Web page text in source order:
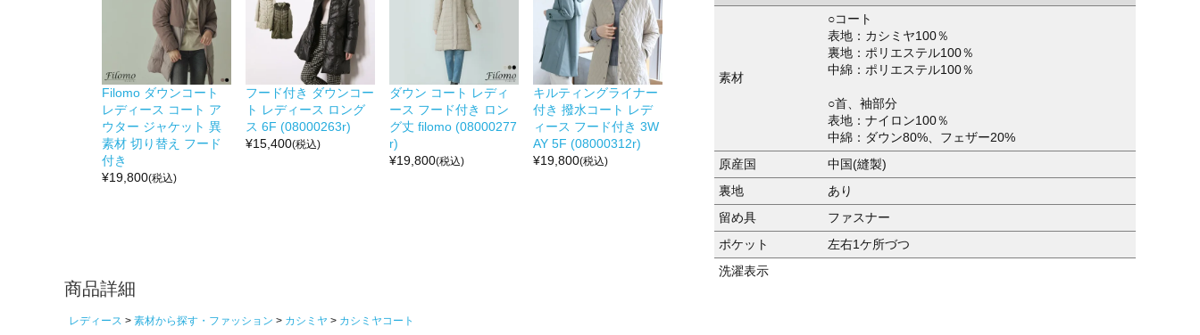
Filomo ダウンコート
レディース コート ア
ウター ジャケット 異
素材 切り替え フード
付き
¥19,800(税込)
フード付き ダウンコー
ト レディース ロング
ス 6F (08000263r)
¥15,400(税込)
ダウン コート レディ
ース フード付き ロン
グ丈 filomo (08000277
r)
¥19,800(税込)
キルティングライナー
付き 撥水コート レデ
ィース フード付き 3W
AY 5F (08000312r)
¥19,800(税込)
商品詳細
レディース 素材から探す・ファッション カシミヤ
カシミヤコート
素材
○コート
表地：カシミヤ100％
裏地：ポリエステル100％
中綿：ポリエステル100％
○首、袖部分
表地：ナイロン100％
中綿：ダウン80%、フェザー20%
原産国
中国(縫製)
裏地
あり
留め具
ファスナー
ポケット
左右1ケ所づつ
洗濯表示